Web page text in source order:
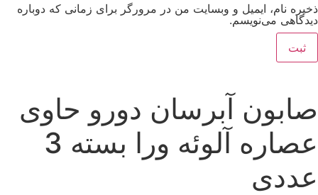
نام، ایمیل و وبسایت من در مرورگر برای زمانی که دوباره
می‌نویسم.
آبرسان دورو حاوی
عصاره آلوئه ورا بسته 3